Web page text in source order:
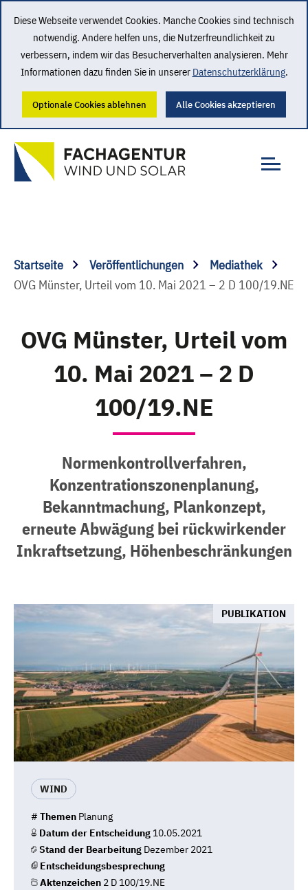
Diese Webseite verwendet Cookies. Manche Cookies sind technisch
notwendig. Andere helfen uns, die Nutzerfreundlichkeit zu
verbessern, indem wir das Besucherverhalten analysieren. Mehr
Informationen dazu finden Sie in unserer Datenschutzerklärung.
Optionale Cookies ablehnen Alle Cookies akzeptieren
Startseite Veröffentlichungen
Mediathek
OVG Münster, Urteil vom 10. Mai 2021 – 2 D 100/19.NE
OVG Münster, Urteil vom
10. Mai 2021 – 2 D
100/19.NE
Normenkontrollverfahren,
Konzentrationszonenplanung,
Bekanntmachung, Plankonzept,
erneute Abwägung bei rückwirkender
Inkraftsetzung, Höhenbeschränkungen
PUBLIKATION
WIND
# Themen Planung
Datum der Entscheidung 10.05.2021
Stand der Bearbeitung Dezember 2021
Entscheidungsbesprechung
Aktenzeichen 2 D 100/19.NE